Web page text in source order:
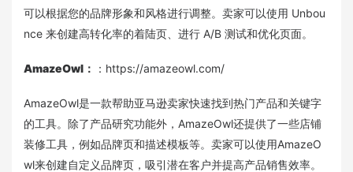
可以根据您的品牌形象和风格进行调整。卖家可以使用 Unbou
nce 来创建高转化率的着陆页、进行 A/B 测试和优化页面。
AmazeOwl： ：https://amazeowl.com/
AmazeOwl是一款帮助亚马逊卖家快速找到热门产品和关键字
的工具。除了产品研究功能外，AmazeOwl还提供了一些店铺
装修工具，例如品牌页和描述模板等。卖家可以使用AmazeO
wl来创建自定义品牌页，吸引潜在客户并提高产品销售效率。